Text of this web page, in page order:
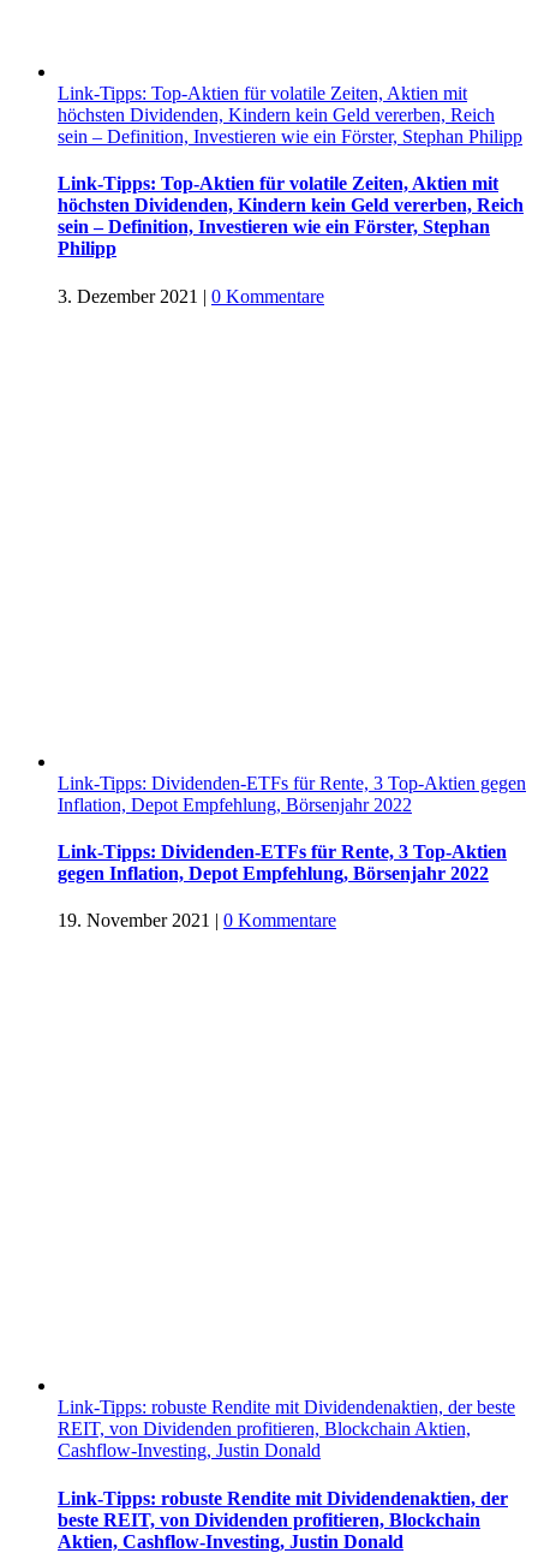
Link-Tipps: Top-Aktien für volatile Zeiten, Aktien mit
höchsten Dividenden, Kindern kein Geld vererben, Reich
sein – Definition, Investieren wie ein Förster, Stephan Philipp
Link-Tipps: Top-Aktien für volatile Zeiten, Aktien mit
höchsten Dividenden, Kindern kein Geld vererben, Reich
sein – Definition, Investieren wie ein Förster, Stephan
Philipp
3. Dezember 2021 | 0 Kommentare
Link-Tipps: Dividenden-ETFs für Rente, 3 Top-Aktien gegen
Inflation, Depot Empfehlung, Börsenjahr 2022
Link-Tipps: Dividenden-ETFs für Rente, 3 Top-Aktien
gegen Inflation, Depot Empfehlung, Börsenjahr 2022
19. November 2021 | 0 Kommentare
Link-Tipps: robuste Rendite mit Dividendenaktien, der beste
REIT, von Dividenden profitieren, Blockchain Aktien,
Cashflow-Investing, Justin Donald
Link-Tipps: robuste Rendite mit Dividendenaktien, der
beste REIT, von Dividenden profitieren, Blockchain
Aktien, Cashflow-Investing, Justin Donald